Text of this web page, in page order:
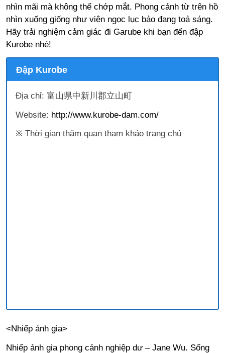
nhìn mãi mà không thể chớp mắt. Phong cảnh từ trên hồ
nhìn xuống giống như viên ngọc lục bảo đang toả sáng.
Hãy trải nghiệm cảm giác đi Garube khi bạn đến đập
Kurobe nhé!
Đập Kurobe
Địa chỉ: 富山県中新川郡立山町
Website: http://www.kurobe-dam.com/
※ Thời gian thăm quan tham khảo trang chủ
<Nhiếp ảnh gia>
Nhiếp ảnh gia phong cảnh nghiệp dư – Jane Wu. Sống